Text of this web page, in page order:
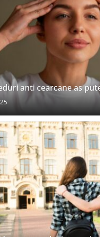
anti cearcane as